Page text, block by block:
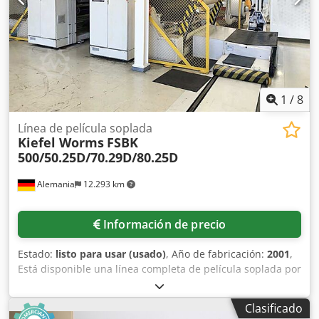
ruido Número de serie: F-00226 Mostrar Tipo de
exhibición: Entrega en cobertizo Detalles técnicos Tamaño
máximo de la hoja: 400 x 650 mm Tamaño mínimo de la
hoja: 80 x 100 mm Máx. Velocidad mecánica: 180 m/min.
1 /8
Alemania 12.293 km
Línea de película soplada
Kiefel Worms FSBK
500/50.25D/70.29D/80.25D
Información de precio
Estado: listo para usar (usado), Año de fabricación: 2001,
Está disponible una línea completa de película soplada por
coextrusión de 5 capas con 5 extrusoras y todos los
equipos periféricos. Dimensiones totales del sistema X/Y/Z:
14 m/22 m/11 m, cabezal de soplado: Kiefel Worms FSBK
Clasificado